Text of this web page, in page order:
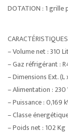
DOTATION : 1
– Volume net : 310
– Gaz réfrigérant :
– Dimensions Ext.
– Alimentation :
– Puissance : 0,169
– Classe
– Poids net : 102 Kg